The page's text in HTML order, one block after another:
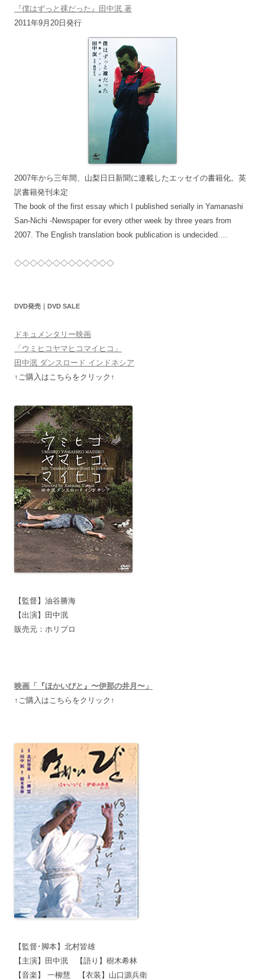
『僕はずっと裸だった』田中泯 著
2011年9月20日発行
2007年から三年間、山梨日日新聞に連載したエッセイの書籍化。英
訳書籍発刊未定
The book of the first essay which I published serially in Yamanashi
San-Nichi -Newspaper for every other week by three years from
2007. The English translation book publication is undecided….
◇◇◇◇◇◇◇◇◇◇◇◇◇
DVD発売｜DVD SALE
ドキュメンタリー映画
「ウミヒコヤマヒコマイヒコ」
田中泯 ダンスロード インドネシア
↑ご購入はこちらをクリック↑
【監督】油谷勝海
【出演】田中泯
販売元：ホリプロ
映画「『ほかいびと』〜伊那の井月〜」
↑ご購入はこちらをクリック↑
【監督･脚本】北村皆雄
【主演】田中泯 【語り】樹木希林
【音楽】 一柳慧 【衣装】山口源兵衛